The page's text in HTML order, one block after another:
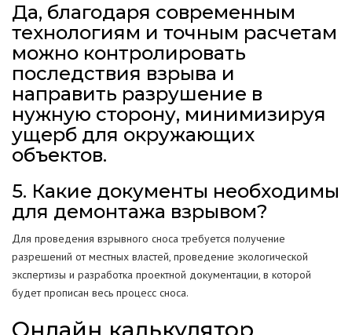
Да, благодаря современным
технологиям и точным расчетам
можно контролировать
последствия взрыва и
направить разрушение в
нужную сторону, минимизируя
ущерб для окружающих
объектов.
5. Какие документы необходимы
для демонтажа взрывом?
Для проведения взрывного сноса требуется получение
разрешений от местных властей, проведение экологической
экспертизы и разработка проектной документации, в которой
будет прописан весь процесс сноса.
Онлайн калькулятор